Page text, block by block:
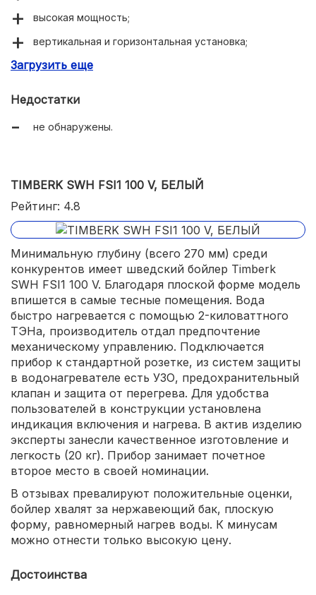
высокая мощность;
вертикальная и горизонтальная установка;
стильный дизайн.
Загрузить еще
Недостатки
не обнаружены.
TIMBERK SWH FSI1 100 V, БЕЛЫЙ
Рейтинг: 4.8
Минимальную глубину (всего 270 мм) среди
конкурентов имеет шведский бойлер Timberk
SWH FSI1 100 V. Благодаря плоской форме модель
впишется в самые тесные помещения. Вода
быстро нагревается с помощью 2-киловаттного
ТЭНа, производитель отдал предпочтение
механическому управлению. Подключается
прибор к стандартной розетке, из систем защиты
в водонагревателе есть УЗО, предохранительный
клапан и защита от перегрева. Для удобства
пользователей в конструкции установлена
индикация включения и нагрева. В актив изделию
эксперты занесли качественное изготовление и
легкость (20 кг). Прибор занимает почетное
второе место в своей номинации.
В отзывах превалируют положительные оценки,
бойлер хвалят за нержавеющий бак, плоскую
форму, равномерный нагрев воды. К минусам
можно отнести только высокую цену.
Достоинства